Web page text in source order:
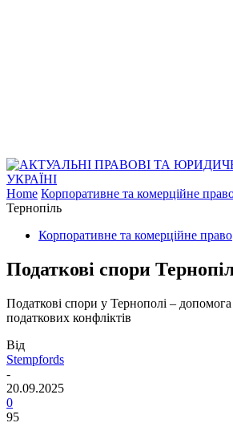
Home Корпоративне та комерційне
Тернопіль
Корпоративне та комерційне право
Податкові спори
Податкові спори у Тернополі –
податкових конфліктів
Від
Stempfords
-
20.09.2025
0
95